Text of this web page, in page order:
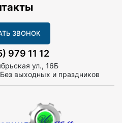
ЗВОНОК
979 11 12
ул., 16Б
выходных и праздников